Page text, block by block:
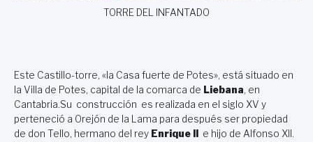
TORRE DEL INFANTADO
Este Castillo-torre, «la Casa fuerte de Potes», está situado en
la Villa de Potes, capital de la comarca de Liebana, en
Cantabria.Su construcción es realizada en el siglo XV y
perteneció a Orejón de la Lama para después ser propiedad
de don Tello, hermano del rey Enrique II
e hijo de Alfonso XII.